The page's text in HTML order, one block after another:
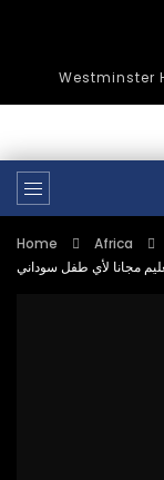
Westminster
Home Africa
مجانا لأي طفل سوداني